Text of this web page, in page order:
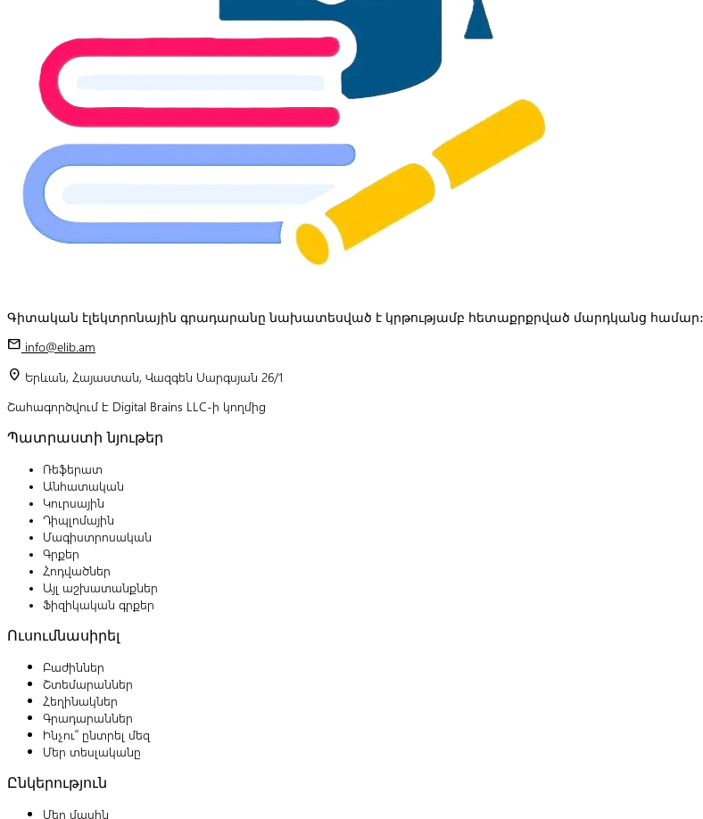
Գիտական էլեկտրոնային գրադարանը նախատեսված է կրթությամբ հետաքրքրված մարդկանց համար:
mail info@elib.am
location_on Երևան, Հայաստան, Վազգեն Սարգսյան 26/1
Շահագործվում է Digital Brains LLC-ի կողմից
Պատրաստի նյութեր
Ռեֆերատ
Անհատական
Կուրսային
Դիպլոմային
Մագիստրոսական
Գրքեր
Հոդվածներ
Այլ աշխատանքներ
Ֆիզիկական գրքեր
Ուսումնասիրել
Բաժիններ
Շտեմարաններ
Հեղինակներ
Գրադարաններ
Ինչու՞ ընտրել մեզ
Մեր տեսլականը
Ընկերություն
Մեր մասին